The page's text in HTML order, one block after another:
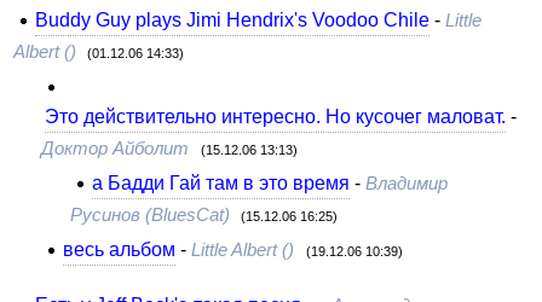
Buddy Guy plays Jimi Hendrix's Voodoo Chile- Little
Albert ()
(01.12.06 14:33)
Это действительно интересно. Но кусочег маловат. -
Доктор Айболит (15.12.06 13:13)
а Бадди Гай там в это время - Владимир
Русинов (BluesCat)
(15.12.06 16:25)
весь альбом -Little Albert () (19.12.06 10:39)